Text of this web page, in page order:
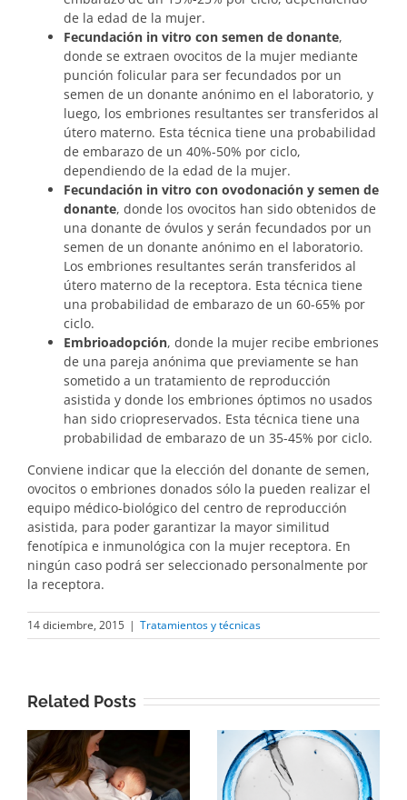
de la edad de la mujer.
Fecundación in vitro con semen de donante,
donde se extraen ovocitos de la mujer mediante
punción folicular para ser fecundados por un
semen de un donante anónimo en el laboratorio, y
luego, los embriones resultantes ser transferidos al
útero materno. Esta técnica tiene una probabilidad
de embarazo de un 40%-50% por ciclo,
dependiendo de la edad de la mujer.
Fecundación in vitro con ovodonación y semen de
donante, donde los ovocitos han sido obtenidos de
una donante de óvulos y serán fecundados por un
semen de un donante anónimo en el laboratorio.
Los embriones resultantes serán transferidos al
útero materno de la receptora. Esta técnica tiene
una probabilidad de embarazo de un 60-65% por
ciclo.
Embrioadopción, donde la mujer recibe embriones
de una pareja anónima que previamente se han
sometido a un tratamiento de reproducción
asistida y donde los embriones óptimos no usados
han sido criopreservados. Esta técnica tiene una
probabilidad de embarazo de un 35-45% por ciclo.
Conviene indicar que la elección del donante de semen,
ovocitos o embriones donados sólo la pueden realizar el
equipo médico-biológico del centro de reproducción
asistida, para poder garantizar la mayor similitud
fenotípica e inmunológica con la mujer receptora. En
ningún caso podrá ser seleccionado personalmente por
la receptora.
14 diciembre, 2015 | Tratamientos y técnicas
Related Posts